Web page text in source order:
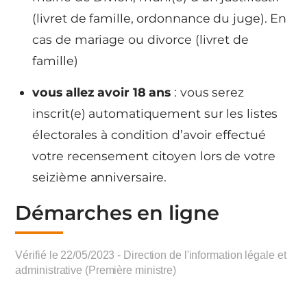
(livret de famille, ordonnance du juge). En
cas de mariage ou divorce (livret de
famille)
vous allez avoir 18 ans : vous serez
inscrit(e) automatiquement sur les listes
électorales à condition d’avoir effectué
votre recensement citoyen lors de votre
seizième anniversaire.
Démarches en ligne
Vérifié le 22/05/2023 - Direction de l'information légale et
administrative (Première ministre)